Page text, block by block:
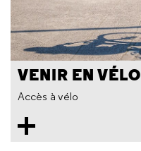
VENIR EN VÉLO
Accès à vélo